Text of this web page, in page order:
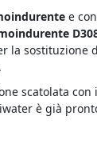
e
la sostituzione
scatolata con
è già